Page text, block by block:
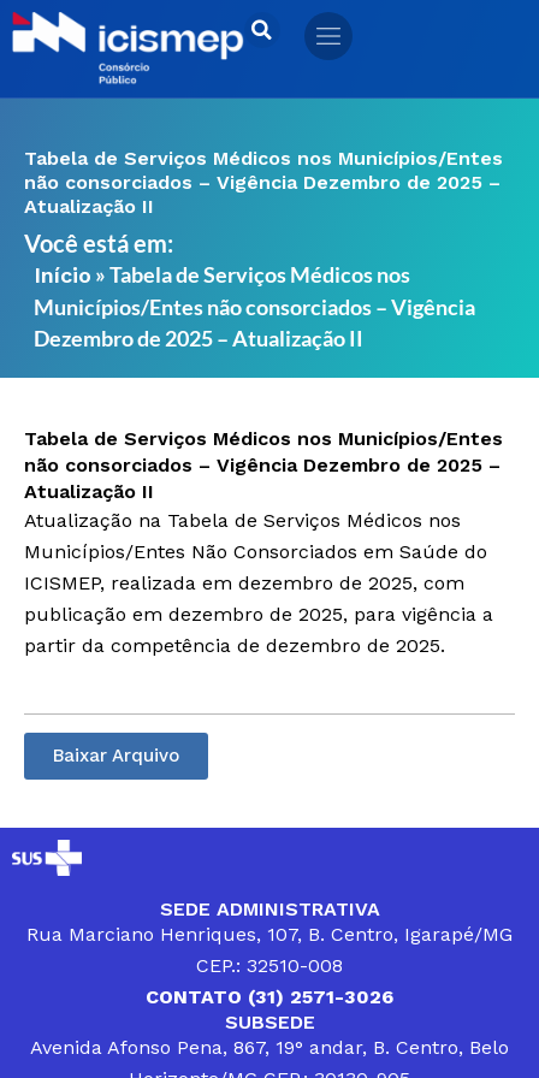
Ir
para
Tabela de Serviços Médicos nos Municípios/Entes
não consorciados – Vigência Dezembro de 2025 –
Atualização II
Você está em:
Início »Tabela de Serviços Médicos nos
Municípios/Entes não consorciados – Vigência
Dezembro de 2025 – Atualização II
Tabela de Serviços Médicos nos Municípios/Entes
não consorciados – Vigência Dezembro de 2025 –
Atualização II
Atualização na Tabela de Serviços Médicos nos
Municípios/Entes Não Consorciados em Saúde do
ICISMEP, realizada em dezembro de 2025, com
publicação em dezembro de 2025, para vigência a
partir da competência de dezembro de 2025.
Baixar Arquivo
SEDE ADMINISTRATIVA
Rua Marciano Henriques, 107, B. Centro, Igarapé/MG
CEP.: 32510-008
CONTATO (31) 2571-3026
SUBSEDE
Avenida Afonso Pena, 867, 19° andar, B. Centro, Belo